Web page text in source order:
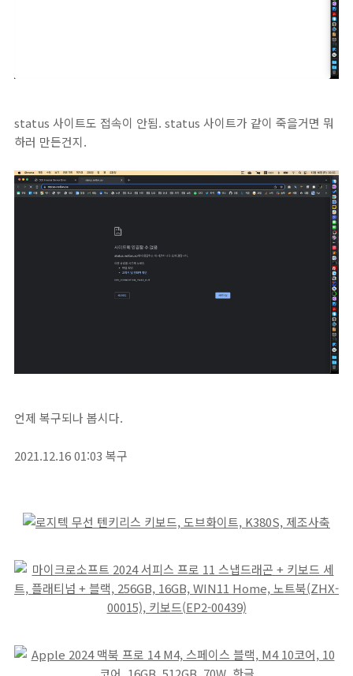
status 사이트도 접속이 안됨. status 사이트가 같이 죽을거면 뭐
하러 만든건지.
언제 복구되나 봅시다.
2021.12.16 01:03 복구